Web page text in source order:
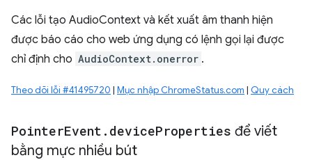
Các lỗi tạo AudioContext và kết xuất âm thanh hiện
được báo cáo cho web ứng dụng có lệnh gọi lại được
chỉ định cho AudioContext.onerror .
Theo dõi lỗi #41495720 | Mục nhập ChromeStatus.com | Quy cách
PointerEvent . deviceProperties để viết
bằng mực nhiều bút